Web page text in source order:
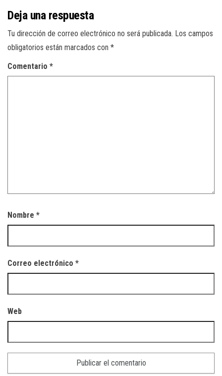
Deja una respuesta
Tu dirección de correo electrónico no será publicada. Los campos
obligatorios están marcados con *
Comentario *
Nombre *
Correo electrónico *
Web